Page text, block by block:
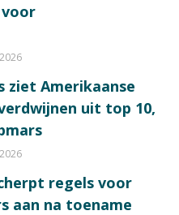
voor
ziet Amerikaanse
uit top 10,
regels voor
aan na toename